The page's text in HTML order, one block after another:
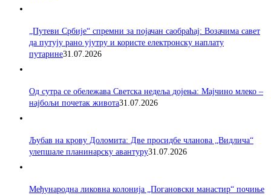
„Путеви Србије“ спремни за појачан саобраћај: Возачима савет
да путују рано ујутру и користе електронску наплату
путарине31.07.2026
Од сутра се обележава Светска недеља дојења: Мајчино млеко –
најбољи почетак живота31.07.2026
Љубав на крову Доломита: Две просидбе чланова „Видлича“
улепшале планинарску авантуру31.07.2026
Међународна ликовна колонија „Погановски манастир“ почиње